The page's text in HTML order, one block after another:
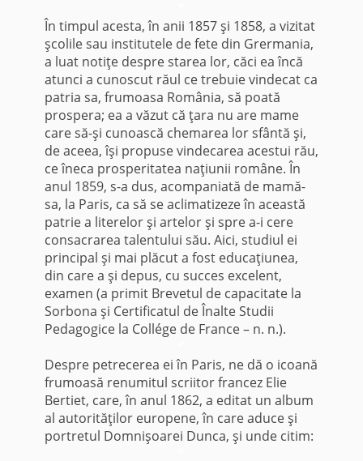
În timpul acesta, în anii 1857 şi 1858, a vizitat
şcolile sau institutele de fete din Grermania,
a luat notiţe despre starea lor, căci ea încă
atunci a cunoscut răul ce trebuie vindecat ca
patria sa, frumoasa România, să poată
prospera; ea a văzut că ţara nu are mame
care să-şi cunoască chemarea lor sfântă şi,
de aceea, îşi propuse vindecarea acestui rău,
ce îneca prosperitatea naţiunii române. În
anul 1859, s-a dus, acompaniată de mamă-
sa, la Paris, ca să se aclimatizeze în această
patrie a literelor şi artelor şi spre a-i cere
consacrarea talentului său. Aici, studiul ei
principal şi mai plăcut a fost educaţiunea,
din care a şi depus, cu succes excelent,
examen (a primit Brevetul de capacitate la
Sorbona şi Certificatul de Înalte Studii
Pedagogice la Collége de France – n. n.).
Despre petrecerea ei în Paris, ne dă o icoană
frumoasă renumitul scriitor francez Elie
Bertiet, care, în anul 1862, a editat un album
al autorităţilor europene, în care aduce şi
portretul Domnişoarei Dunca, şi unde citim: